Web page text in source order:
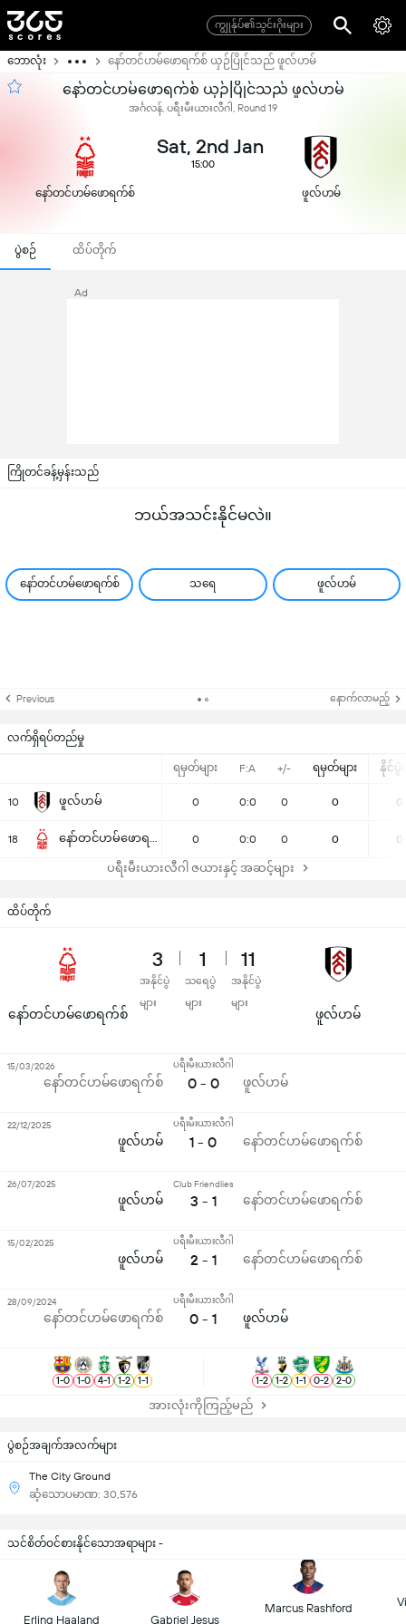
ကျွုန်ုပ်၏သွင်းဂိုးများ
ဘောလုံး နော်တင်ဟမ်ဖောရက်စ် ယှဉ်ပြိုင်သည် ဖူလ်ဟမ်
နော်တင်ဟမ်ဖောရက်စ် ယှဉ်ပြိုင်သည် ဖူလ်ဟမ်
အင်္ဂလန်, ပရီးမီးယားလီဂါ, Round 19
နော်တင်ဟမ်ဖောရက်စ်
Sat, 2nd Jan
15:00
ဖူလ်ဟမ်
ပွဲစဉ် ထိပ်တိုက်
Ad
ကြိုတင်ခန့်မှန်းသည်
ဘယ်အသင်းနိုင်မလဲ။
နော်တင်ဟမ်ဖောရက်စ် သရေ ဖူလ်ဟမ်
Previous နောက်လာမည့်
လက်ရှိရပ်တည်မှု
ရမှတ်များ F:A +/- ရမှတ်များ နိုင်ပွဲမ
10 ဖူလ်ဟမ် 0 0:0 0 0 0
18 နော်တင်ဟမ်ဖောရက်စ် 0 0:0 0 0 0
ပရီးမီးယားလီဂါ ဇယားနှင့် အဆင့်များ
ပွဲစဉ်အချက်အလက်များ
The City Ground
ဆံ့သောပမာဏ: 30,576
ထိပ်တိုက်
နော်တင်ဟမ်ဖောရက်စ်
3
အနိုင်ပွဲ
များ
1
သရေပွဲ
များ
11
အနိုင်ပွဲ
များ
ဖူလ်ဟမ်
နော်တင်ဟမ်ဖောရက်စ်
ပရီးမီးယားလီဂါ
0 - 0 ဖူလ်ဟမ်
15/03/2026
ဖူလ်ဟမ်
ပရီးမီးယားလီဂါ
1 - 0 နော်တင်ဟမ်ဖောရက်စ်
22/12/2025
ဖူလ်ဟမ်
Club Friendlies
3 - 1 နော်တင်ဟမ်ဖောရက်စ်
26/07/2025
ဖူလ်ဟမ်
ပရီးမီးယားလီဂါ
2 - 1 နော်တင်ဟမ်ဖောရက်စ်
15/02/2025
နော်တင်ဟမ်ဖောရက်စ်
ပရီးမီးယားလီဂါ
0 - 1 ဖူလ်ဟမ်
28/09/2024
1-0 1-0 4-1 1-2 1-1 1-2 1-2 1-1 0-2 2-0
အားလုံးကိုကြည့်မည်
သင်စိတ်ဝင်စားနိုင်သောအရာများ -
Erling Haaland Gabriel Jesus
Marcus Rashford